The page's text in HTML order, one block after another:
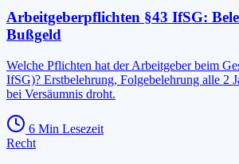
Arbeitgeberpflichten §43 IfSG:
Bußgeld
Welche Pflichten hat der Arbeitgeber beim
IfSG)? Erstbelehrung, Folgebelehrung alle 2
bei Versäumnis droht.
6 Min Lesezeit
Recht